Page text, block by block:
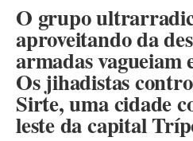
O grupo
aproveitando da
armadas vagueiam
Os jihadistas
Sirte, uma cidade
leste da capital